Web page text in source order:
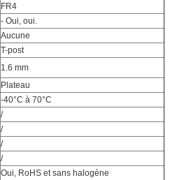
FR4
- Oui, oui.
Aucune
T-post
1.6 mm
Plateau
-40°C à 70°C
/
/
/
/
Oui, RoHS et sans halogène